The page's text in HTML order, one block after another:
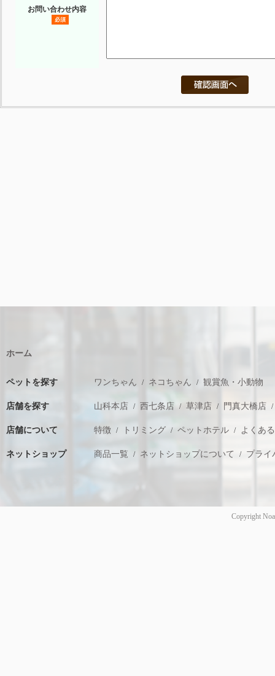
お問い合わせ内容
必須
ホーム
ペットを探す ワンちゃん ネコちゃん 観賞魚・小動物
店舗を探す 山科本店 西七条店 草津店 門真大橋店
店舗について 特徴 トリミング ペットホテル よくあ
ネットショップ 商品一覧 ネットショップについて プライ
Copyright